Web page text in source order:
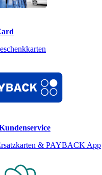
& PAYBACK App